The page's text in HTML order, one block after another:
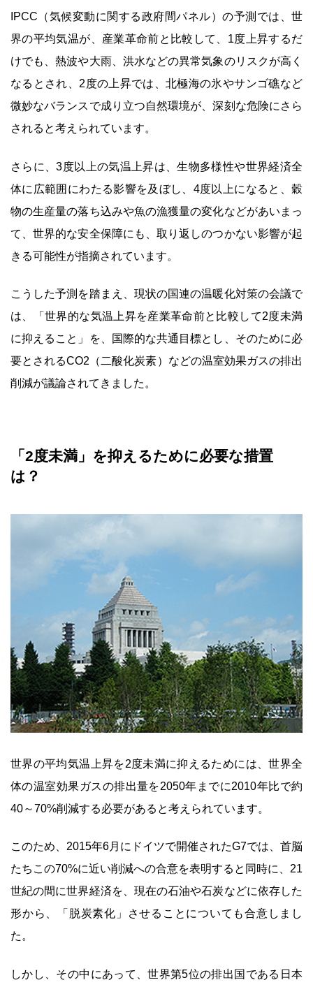
IPCC（気候変動に関する政府間パネル）の予測では、世
界の平均気温が、産業革命前と比較して、1度上昇するだ
けでも、熱波や大雨、洪水などの異常気象のリスクが高く
なるとされ、2度の上昇では、北極海の氷やサンゴ礁など
微妙なバランスで成り立つ自然環境が、深刻な危険にさら
されると考えられています。
さらに、3度以上の気温上昇は、生物多様性や世界経済全
体に広範囲にわたる影響を及ぼし、4度以上になると、穀
物の生産量の落ち込みや魚の漁獲量の変化などがあいまっ
て、世界的な安全保障にも、取り返しのつかない影響が起
きる可能性が指摘されています。
こうした予測を踏まえ、現状の国連の温暖化対策の会議で
は、「世界的な気温上昇を産業革命前と比較して2度未満
に抑えること」を、国際的な共通目標とし、そのために必
要とされるCO2（二酸化炭素）などの温室効果ガスの排出
削減が議論されてきました。
「2度未満」を抑えるために必要な措置
は？
世界の平均気温上昇を2度未満に抑えるためには、世界全
体の温室効果ガスの排出量を2050年までに2010年比で約
40～70%削減する必要があると考えられています。
このため、2015年6月にドイツで開催されたG7では、首脳
たちこの70%に近い削減への合意を表明すると同時に、21
世紀の間に世界経済を、現在の石油や石炭などに依存した
形から、「脱炭素化」させることについても合意しまし
た。
しかし、その中にあって、世界第5位の排出国である日本